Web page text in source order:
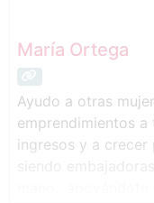
María Ortega
Ayudo a otras
emprendimientos
ingresos y a crecer
mano.,